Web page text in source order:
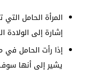
المرأة الحامل
إشارة إلى الولادة
إذا رأت الحامل في
يشير إلى أنها سوف